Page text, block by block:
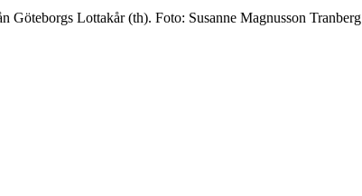
Göteborgs Lottakår (th). Foto: Susanne Magnusson Tranberg